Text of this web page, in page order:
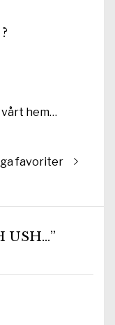
hem…
favoriter
USH…”